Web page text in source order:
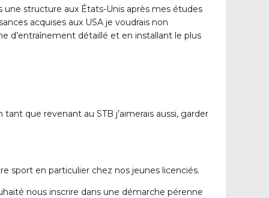
une structure aux États-Unis après mes études
acquises aux USA je voudrais non
d’entraînement détaillé et en installant le plus
que revenant au STB j’aimerais aussi, garder
sport en particulier chez nos jeunes licenciés.
nous inscrire dans une démarche pérenne